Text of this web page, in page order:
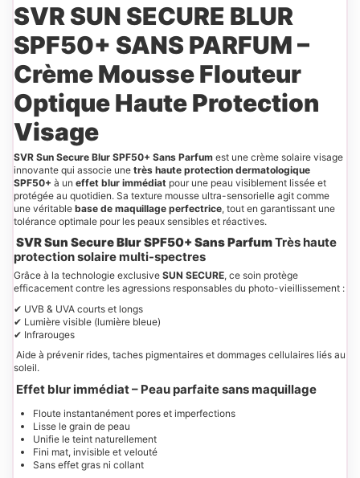
SVR SUN SECURE BLUR
SPF50+ SANS PARFUM –
Crème Mousse Flouteur
Optique Haute Protection
Visage
SVR Sun Secure Blur SPF50+ Sans Parfum est une crème solaire visage
innovante qui associe une très haute protection dermatologique
SPF50+ à un effet blur immédiat pour une peau visiblement lissée et
protégée au quotidien. Sa texture mousse ultra-sensorielle agit comme
une véritable base de maquillage perfectrice, tout en garantissant une
tolérance optimale pour les peaux sensibles et réactives.
SVR Sun Secure Blur SPF50+ Sans ParfumTrès haute
protection solaire multi-spectres
Grâce à la technologie exclusive SUN SECURE, ce soin protège
efficacement contre les agressions responsables du photo-vieillissement :
✔ UVB & UVA courts et longs
✔ Lumière visible (lumière bleue)
✔ Infrarouges
Aide à prévenir rides, taches pigmentaires et dommages cellulaires liés au
soleil.
Effet blur immédiat – Peau parfaite sans maquillage
Floute instantanément pores et imperfections
Lisse le grain de peau
Unifie le teint naturellement
Fini mat, invisible et velouté
Sans effet gras ni collant